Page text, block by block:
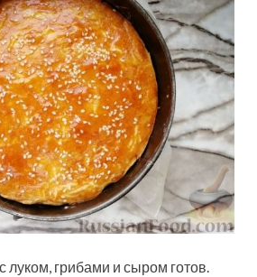
луком, грибами и сыром готов.